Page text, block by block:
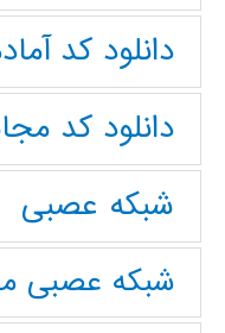
دانلود کد
دانلود کد
شبکه عصبی
شبکه عصبی